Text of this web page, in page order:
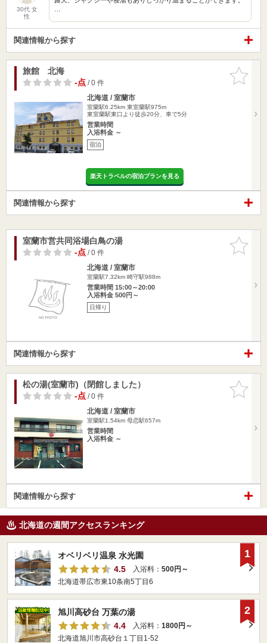
30代 女
性
関連情報から探す
お気に入
りに追加
旅館 北海
-点/ 0 件
北海道 / 室蘭市
室蘭駅6.25km 東室蘭駅975m
東室蘭駅東口より徒歩20分、車で5分
営業時間
入浴料金 ～
宿泊
楽天トラベルの宿泊プランを見る
関連情報から探す
お気に入
りに追加
室蘭市営共同浴場白鳥の湯
-点/ 0 件
北海道 / 室蘭市
室蘭駅7.32km 崎守駅988m
営業時間 15:00～20:00
入浴料金 500円～
日帰り
関連情報から探す
お気に入
りに追加
松の湯(室蘭市)（閉館しました）
-点/ 0 件
北海道 / 室蘭市
室蘭駅1.54km 母恋駅657m
営業時間
入浴料金 ～
関連情報から探す
北海道の週間アクセスランキング
オベリベリ温泉 水光園
4.5
入浴料： 500円～
北海道帯広市東10条南5丁目6
1
旭川高砂台 万葉の湯
4.4
入浴料： 1800円～
北海道旭川市高砂台１丁目1-52
2